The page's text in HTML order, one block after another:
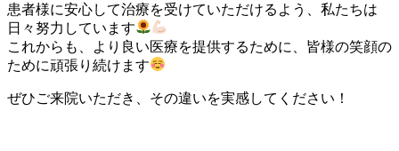
患者様に安心して治療を受けていただけるよう、私たちは
日々努力しています
これからも、より良い医療を提供するために、皆様の笑顔の
ために頑張り続けます
ぜひご来院いただき、その違いを実感してください！